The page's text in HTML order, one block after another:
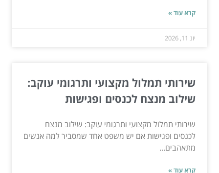
קרא עוד »
יונ 11, 2026
שירותי תמלול מקצועי ותרגומי עוקב:
שילוב מנצח לכנסים ופגישות
שירותי תמלול מקצועי ותרגומי עוקב: שילוב מנצח
לכנסים ופגישות אם יש משפט אחד שמסביר למה אנשים
מתאהבים...
קרא עוד »